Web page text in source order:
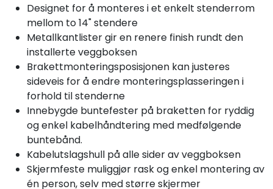
Designet for å monteres i et enkelt stenderrom
mellom to 14" stendere
Metallkantlister gir en renere finish rundt den
installerte veggboksen
Brakettmonteringsposisjonen kan justeres
sideveis for å endre monteringsplasseringen i
forhold til stenderne
Innebygde buntefester på braketten for ryddig
og enkel kabelhåndtering med medfølgende
buntebånd.
Kabelutslagshull på alle sider av veggboksen
Skjermfeste muliggjør rask og enkel montering av
én person, selv med større skjermer